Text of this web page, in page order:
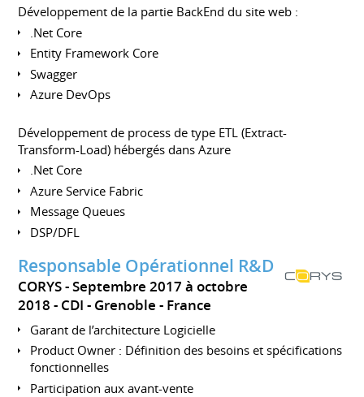
Développement de la partie BackEnd du site web :
.Net Core
Entity Framework Core
Swagger
Azure DevOps
Développement de process de type ETL (Extract-
Transform-Load) hébergés dans Azure
.Net Core
Azure Service Fabric
Message Queues
DSP/DFL
Responsable Opérationnel R&D
CORYS
Septembre 2017 à octobre
2018 CDI Grenoble France
Garant de l’architecture Logicielle
Product Owner : Définition des besoins et spécifications
fonctionnelles
Participation aux avant-vente